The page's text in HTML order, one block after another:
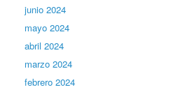
junio 2024
mayo 2024
abril 2024
marzo 2024
febrero 2024